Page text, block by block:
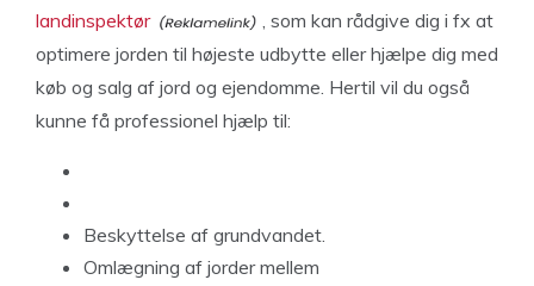
landinspektør
, som kan rådgive dig i fx at
optimere jorden til højeste udbytte eller hjælpe dig med
køb og salg af jord og ejendomme. Hertil vil du også
kunne få professionel hjælp til:
Beskyttelse af grundvandet.
Omlægning af jorder mellem